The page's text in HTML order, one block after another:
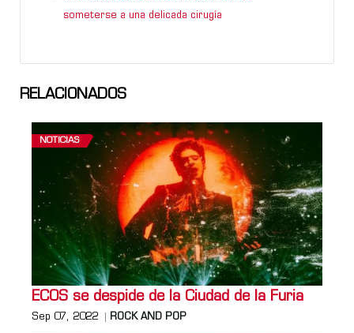
someterse a una delicada cirugía
RELACIONADOS
NOTICIAS
ECOS se despide de la Ciudad de la Furia
Sep 07, 2022 ROCK AND POP